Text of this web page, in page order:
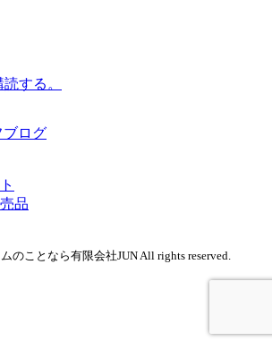
のことなら有限会社JUN All rights reserved.